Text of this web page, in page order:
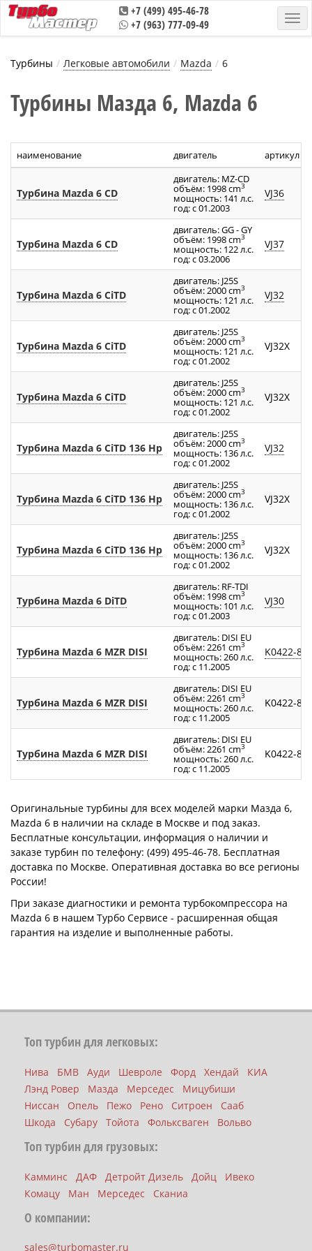
+7 (499) 495-46-78
+7 (963) 777-09-49
Турбины Легковые автомобили Mazda 6
Турбины Мазда 6, Mazda 6
наименование двигатель артикул
Турбина Mazda 6 CD
двигатель: MZ-CD
объём: 1998 cm3
мощность: 141 л.с.
год: с 01.2003
VJ36
Турбина Mazda 6 CD
двигатель: GG - GY
объём: 1998 cm3
мощность: 122 л.с.
год: с 03.2006
VJ37
Турбина Mazda 6 CiTD
двигатель: J25S
объём: 2000 cm3
мощность: 121 л.с.
год: с 01.2002
VJ32
Турбина Mazda 6 CiTD
двигатель: J25S
объём: 2000 cm3
мощность: 121 л.с.
год: с 01.2002
VJ32X
Турбина Mazda 6 CiTD
двигатель: J25S
объём: 2000 cm3
мощность: 121 л.с.
год: с 01.2002
VJ32X
Турбина Mazda 6 CiTD 136 Hp
двигатель: J25S
объём: 2000 cm3
мощность: 136 л.с.
год: с 01.2002
VJ32
Турбина Mazda 6 CiTD 136 Hp
двигатель: J25S
объём: 2000 cm3
мощность: 136 л.с.
год: с 01.2002
VJ32X
Турбина Mazda 6 CiTD 136 Hp
двигатель: J25S
объём: 2000 cm3
мощность: 136 л.с.
год: с 01.2002
VJ32X
Турбина Mazda 6 DiTD
двигатель: RF-TDI
объём: 1998 cm3
мощность: 101 л.с.
год: с 01.2003
VJ30
Турбина Mazda 6 MZR DISI
двигатель: DISI EU
объём: 2261 cm3
мощность: 260 л.с.
год: с 11.2005
K0422-
Турбина Mazda 6 MZR DISI
двигатель: DISI EU
объём: 2261 cm3
мощность: 260 л.с.
год: с 11.2005
K0422-
Турбина Mazda 6 MZR DISI
двигатель: DISI EU
объём: 2261 cm3
мощность: 260 л.с.
год: с 11.2005
K0422-
Оригинальные турбины для всех моделей марки Мазда 6,
Mazda 6 в наличии на складе в Москве и под заказ.
Бесплатные консультации, информация о наличии и
заказе турбин по телефону: (499) 495-46-78. Бесплатная
доставка по Москве. Оперативная доставка во все регионы
России!
При заказе диагностики и ремонта турбокомпрессора на
Mazda 6 в нашем Турбо Сервисе - расширенная общая
гарантия на изделие и выполненные работы.
Топ турбин для легковых:
Нива БМВ Ауди Шевроле Форд Хендай
КИА
Лэнд Ровер
Мазда Мерседес
Мицубиши
Ниссан
Опель Пежо Рено Ситроен
Сааб
Шкода
Субару Тойота Фольксваген Вольво
Топ турбин для грузовых:
Камминс ДАФ Детройт Дизель Дойц
Ивеко
Комацу
Ман Мерседес Сканиа
О компании:
sales@turbomaster.ru